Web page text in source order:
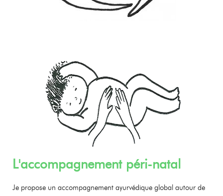
L'accompagnement péri-natal
Je propose un accompagnement ayurvédique global autour de